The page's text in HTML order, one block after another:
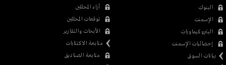
البنوك
الإسمنت
البتروكيماويات
إحصائيات الإسمنت
بيانات السوق
آراء المحللين
توقعات المحللين
الأبحاث والتقارير
متابعة الاكتتابات
متابعة الصناديق